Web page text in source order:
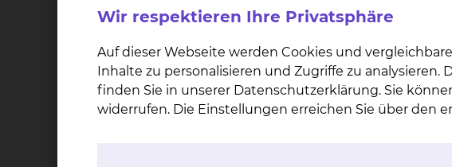
Wir respektieren Ihre Privatsphäre
Auf dieser Webseite werden Cookies und
Inhalte zu personalisieren und Zugriffe zu
finden Sie in unserer Datenschutzerklärung. Sie
widerrufen. Die Einstellungen erreichen Sie über den